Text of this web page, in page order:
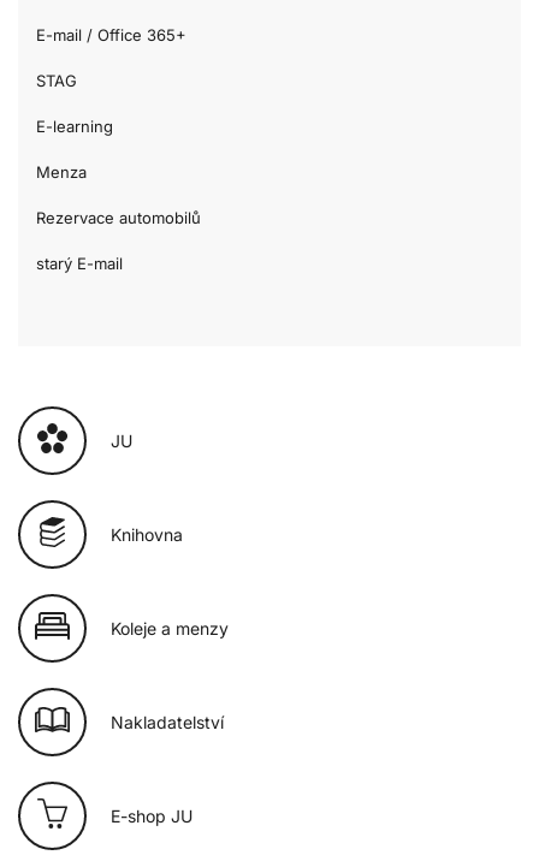
E-mail / Office 365+
STAG
E-learning
Menza
Rezervace automobilů
starý E-mail
JU
Knihovna
Koleje a menzy
Nakladatelství
E-shop JU